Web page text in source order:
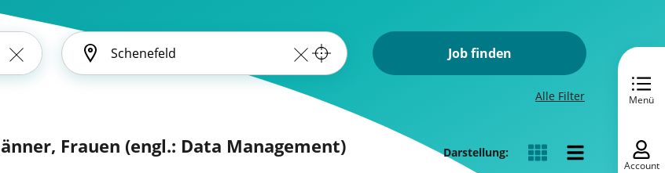
Job finden
Alle Filter
Frauen (engl.: Data Management) Darstellung:
Menü
Account